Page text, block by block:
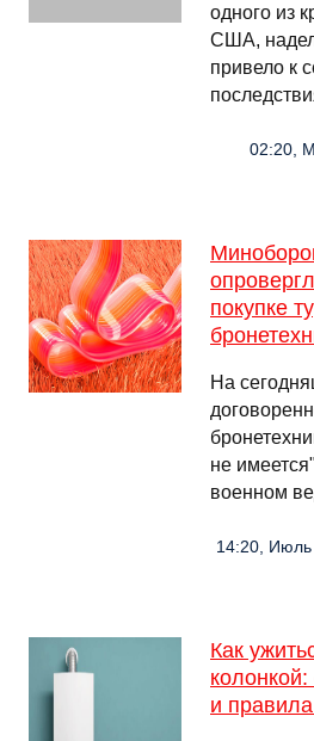
одного из
США,
привело к
02:20,
покупке
На
не
военном
14:20, Июль
Как
и